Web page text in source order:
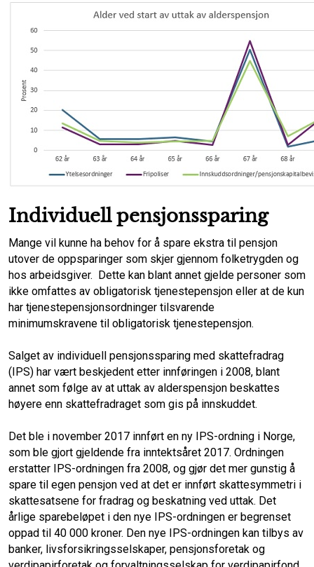
Individuell pensjonssparing
Mange vil kunne ha behov for å spare ekstra til pensjon
utover de oppsparinger som skjer gjennom folketrygden og
hos arbeidsgiver. Dette kan blant annet gjelde personer som
ikke omfattes av obligatorisk tjenestepensjon eller at de kun
har tjenestepensjonsordninger tilsvarende
minimumskravene til obligatorisk tjenestepensjon.
Salget av individuell pensjonssparing med skattefradrag
(IPS) har vært beskjedent etter innføringen i 2008, blant
annet som følge av at uttak av alderspensjon beskattes
høyere enn skattefradraget som gis på innskuddet.
Det ble i november 2017 innført en ny IPS-ordning i Norge,
som ble gjort gjeldende fra inntektsåret 2017. Ordningen
erstatter IPS-ordningen fra 2008, og gjør det mer gunstig å
spare til egen pensjon ved at det er innført skattesymmetri i
skattesatsene for fradrag og beskatning ved uttak. Det
årlige sparebeløpet i den nye IPS-ordningen er begrenset
oppad til 40 000 kroner. Den nye IPS-ordningen kan tilbys av
banker, livsforsikringsselskaper, pensjonsforetak og